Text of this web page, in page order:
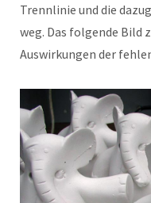
Trennlinie und die
weg. Das folgende Bild
Auswirkungen der